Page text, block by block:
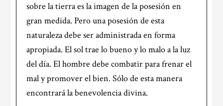
sobre la tierra es la imagen de la posesión en
gran medida. Pero una posesión de esta
naturaleza debe ser administrada en forma
apropiada. El sol trae lo bueno y lo malo a la luz
del día. El hombre debe combatir para frenar el
mal y promover el bien. Sólo de esta manera
encontrará la benevolencia divina.